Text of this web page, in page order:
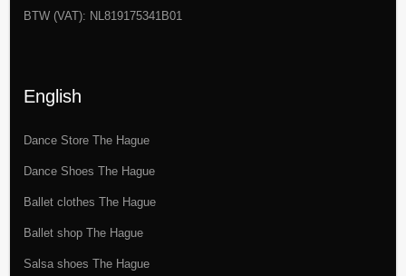
BTW (VAT): NL819175341B01
English
Dance Store The Hague
Dance Shoes The Hague
Ballet clothes The Hague
Ballet shop The Hague
Salsa shoes The Hague